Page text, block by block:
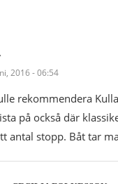
2016 - 06:54
rekommendera
på också där
antal stopp. Båt tar